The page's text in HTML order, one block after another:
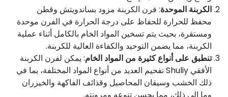
الكربنة الموحدة: فرن الكربنة مزود بساندويتش وقطن
محفظ للحرارة للحفاظ على درجة الحرارة في الفرن موحدة
ومستقرة، بحيث يتم تسخين المواد الخام بالكامل أثناء عملية
الكربنة، مما يضمن التوحيد والكفاءة العالية للكربنة.
تنطبق على أنواع كثيرة من المواد الخام: يمكن لفرن الكربنة
الأفقي Shuliy تفحيم العديد من أنواع المواد المختلفة، بما في
ذلك الخشب وسيقان المحاصيل وقذائف الفاكهة والخيزران